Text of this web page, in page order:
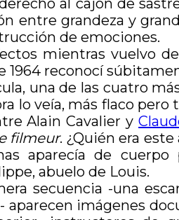
al cajón de
entre grandeza y
de emociones.
mientras vuelvo
1964 reconocí
una de las cuatro
lo veía, más flaco
Alain Cavalier y
filmeur. ¿Quién era
aparecía de cuerpo
abuelo de Louis.
secuencia -una
imágenes